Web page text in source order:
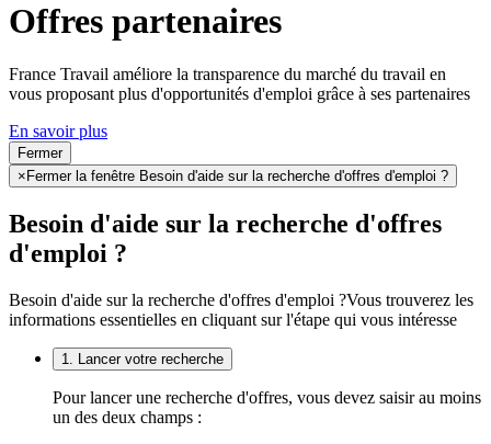
Offres partenaires
France Travail améliore la transparence du marché du travail en
vous proposant plus d'opportunités d'emploi grâce à ses partenaires
En savoir plus
Fermer
× Fermer la fenêtre Besoin d'aide sur la recherche d'offres d'emploi ?
Besoin d'aide sur la recherche d'offres
d'emploi ?
Besoin d'aide sur la recherche d'offres d'emploi ?Vous trouverez les
informations essentielles en cliquant sur l'étape qui vous intéresse
1. Lancer votre recherche
Pour lancer une recherche d'offres, vous devez saisir au moins
un des deux champs :